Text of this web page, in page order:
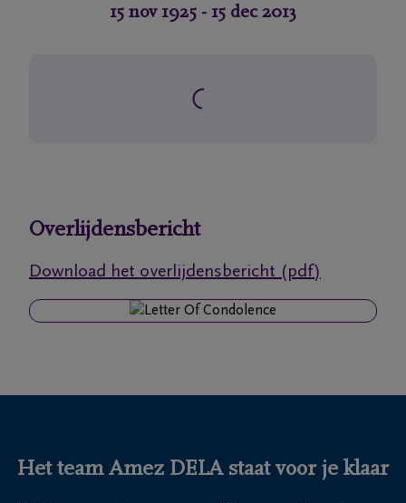
24u/24
15 nov 1925 - 15 dec 2013
Overlijdensbericht
Download het overlijdensbericht (pdf)
Het team Amez DELA staat voor je klaar